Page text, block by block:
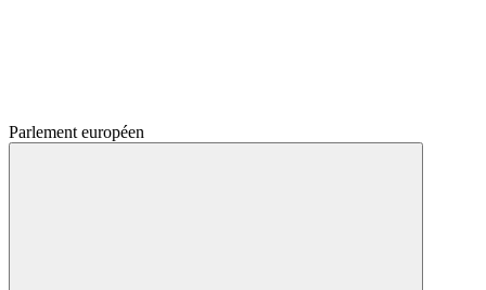
Parlement européen